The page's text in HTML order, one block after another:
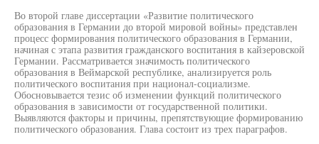
Во второй главе диссертации «Развитие политического
образования в Германии до второй мировой войны» представлен
процесс формирования политического образования в Германии,
начиная с этапа развития гражданского воспитания в кайзеровской
Германии. Рассматривается значимость политического
образования в Веймарской республике, анализируется роль
политического воспитания при национал-социализме.
Обосновывается тезис об изменении функций политического
образования в зависимости от государственной политики.
Выявляются факторы и причины, препятствующие формированию
политического образования. Глава состоит из трех параграфов.